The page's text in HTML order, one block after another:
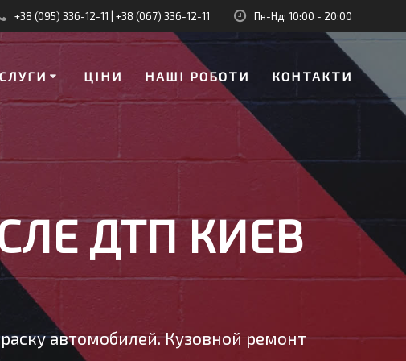
+38 (095) 336-12-11 +38 (067) 336-12-11 Пн-Нд: 10:00 - 20:00
ЦІНИ НАШІ РОБОТИ КОНТАКТИ
ДТП КИЕВ
автомобилей. Кузовной ремонт